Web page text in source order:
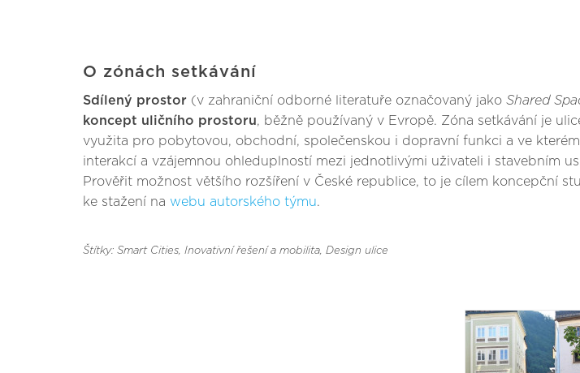
O zónách setkávání
Sdílený prostor (v zahraniční odborné literatuře označovaný jako Shared
koncept uličního prostoru, běžně používaný v Evropě. Zóna setkávání je
využita pro pobytovou, obchodní, společenskou i dopravní funkci a ve
interakcí a vzájemnou ohleduplností mezi jednotlivými uživateli i stavebním
Prověřit možnost většího rozšíření v České republice, to je cílem koncepční
ke stažení na webu autorského týmu.
Štítky: Smart Cities, Inovativní řešení a mobilita, Design ulice